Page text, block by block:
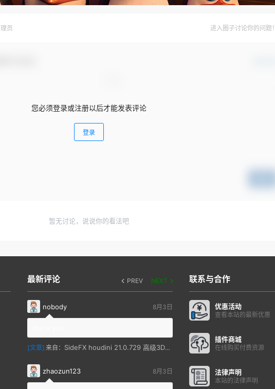
员 进入圈子讨论你的问题！
您必须登录或注册以后才能发表评论
登录
暂无讨论，说说你的看法吧
最新评论 PREV NEXT
nobody 8月3日
[文章] 来自： SideFX houdini 21.0.729 高级3D特效软件
zhaozun123 8月3日
联系与合作
优惠活动
查看本站的最新优惠
插件商城
在线购买付费资源
法律声明
本站的法律声明